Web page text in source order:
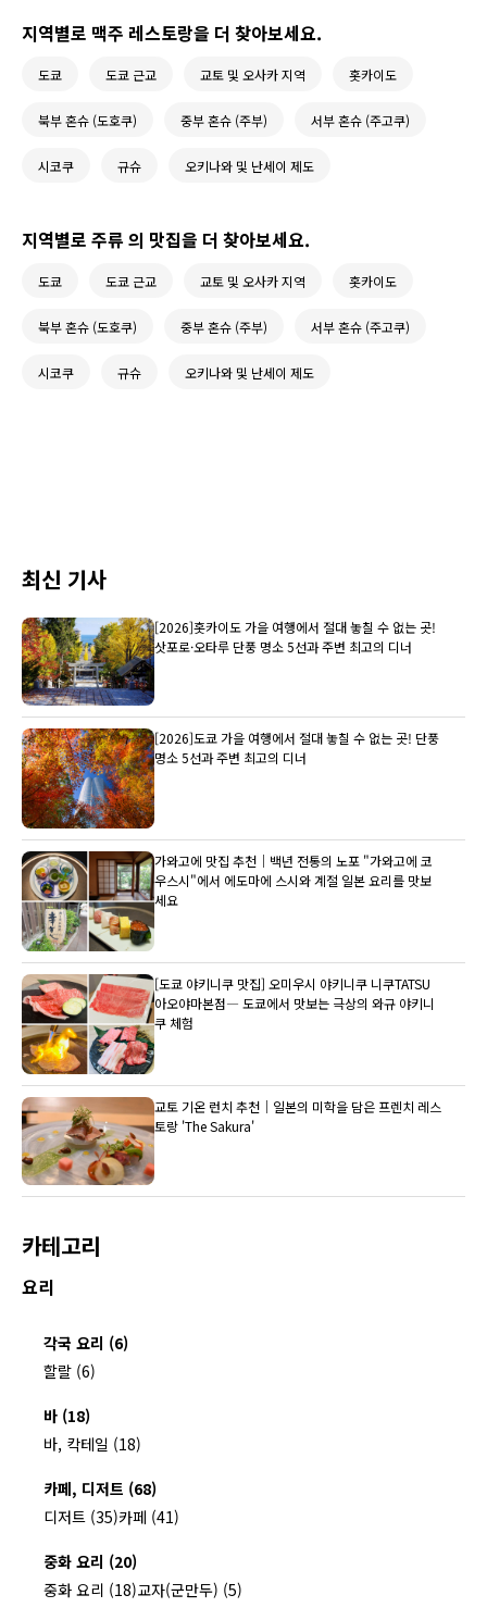
지역별로 맥주 레스토랑을 더 찾아보세요.
도쿄 도쿄 근교 교토 및 오사카 지역 홋카이도
북부 혼슈 (도호쿠) 중부 혼슈 (주부) 서부 혼슈 (주고쿠)
시코쿠 규슈 오키나와 및 난세이 제도
지역별로 주류 의 맛집을 더 찾아보세요.
도쿄 도쿄 근교 교토 및 오사카 지역 홋카이도
북부 혼슈 (도호쿠) 중부 혼슈 (주부) 서부 혼슈 (주고쿠)
시코쿠 규슈 오키나와 및 난세이 제도
최신 기사
[2026]홋카이도 가을 여행에서 절대 놓칠 수 없는 곳!
삿포로·오타루 단풍 명소 5선과 주변 최고의 디너
[2026]도쿄 가을 여행에서 절대 놓칠 수 없는 곳! 단풍
명소 5선과 주변 최고의 디너
가와고에 맛집 추천｜백년 전통의 노포 "가와고에 코
우스시"에서 에도마에 스시와 계절 일본 요리를 맛보
세요
[도쿄 야키니쿠 맛집] 오미우시 야키니쿠 니쿠TATSU
아오야마본점― 도쿄에서 맛보는 극상의 와규 야키니
쿠 체험
교토 기온 런치 추천｜일본의 미학을 담은 프렌치 레스
토랑 'The Sakura'
카테고리
요리
각국 요리 (6)
할랄 (6)
바 (18)
바, 칵테일 (18)
카페, 디저트 (68)
디저트 (35)카페 (41)
중화 요리 (20)
중화 요리 (18)교자(군만두) (5)